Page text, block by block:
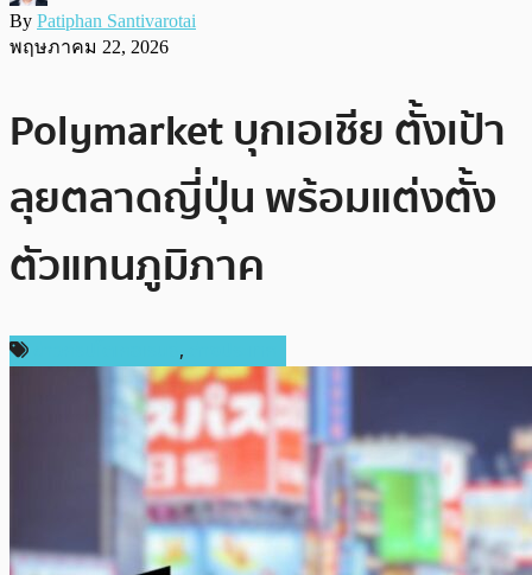
By Patiphan Santivarotai
พฤษภาคม 22, 2026
Polymarket บุกเอเชีย ตั้งเป้า
ลุยตลาดญี่ปุ่น พร้อมแต่งตั้ง
ตัวแทนภูมิภาค
,